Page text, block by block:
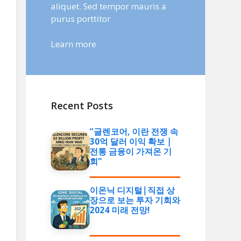
aliquet. Sed tempor mauris a
purus porttitor
Learn more
Recent Posts
“글렌코어, 이란 전쟁 속
30억 달러 이익 확보 |
전통 금융이 가져온 기
회”
이온닉 디지털|직접 상
장으로 보는 투자 기회와
2024 미래 전망!